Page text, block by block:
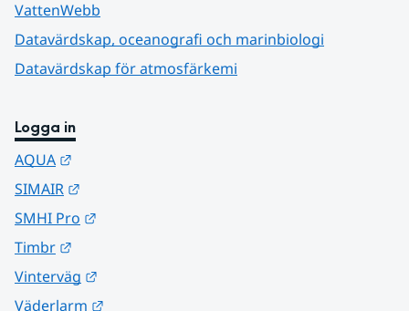
VattenWebb
Datavärdskap, oceanografi och marinbiologi
Datavärdskap för atmosfärkemi
Logga in
AQUA
SIMAIR
SMHI Pro
Timbr
Vinterväg
Väderlarm